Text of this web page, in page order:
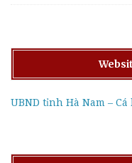
UBND tỉnh Hà Nam –